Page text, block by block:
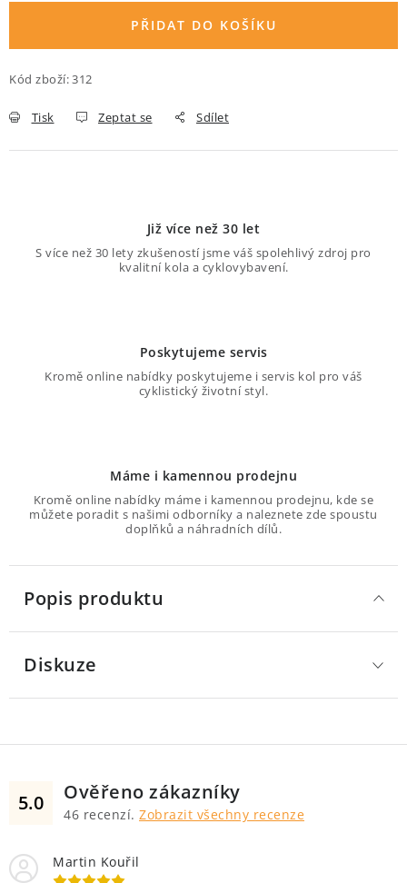
O nás Proč kolo od nás
PŘIDAT DO KOŠÍKU
Kód zboží:312
Tisk Zeptat se Sdílet
Již více než 30 let
S více než 30 lety zkušeností jsme váš spolehlivý zdroj pro
kvalitní kola a cyklovybavení.
Poskytujeme servis
Kromě online nabídky poskytujeme i servis kol pro váš
cyklistický životní styl.
Máme i kamennou prodejnu
Kromě online nabídky máme i kamennou prodejnu, kde se
můžete poradit s našimi odborníky a naleznete zde spoustu
doplňků a náhradních dílů.
Popis produktu
Diskuze
5.0 Ověřeno zákazníky
46 recenzí. Zobrazit všechny recenze
Martin Kouřil